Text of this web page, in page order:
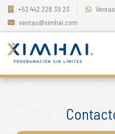
+52 442 228 39 23 Ventas
ventas@ximhai.com